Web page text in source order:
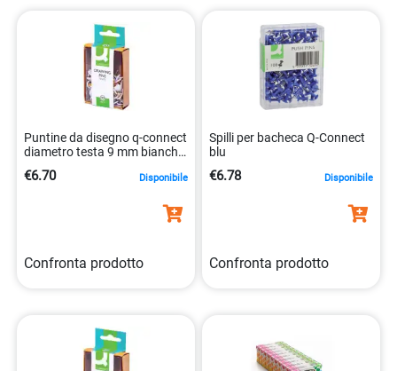
Puntine da disegno q-connect
diametro testa 9 mm bianche
€6.70 Disponibile
Confronta prodotto
Spilli per bacheca Q-Connect
blu
€6.78 Disponibile
Confronta prodotto